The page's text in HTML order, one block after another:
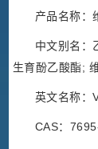
产品名称：
中文别名：
生育酚乙酸酯;
英文名称：
CAS：